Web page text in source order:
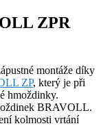
montáže díky
ZP, který je při
hmoždinky.
BRAVOLL.
kolmosti vrtání